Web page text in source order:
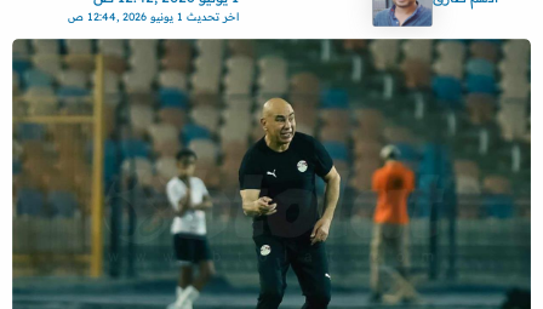
اخر تحديث 1 يونيو 2026 ,12:44 ص